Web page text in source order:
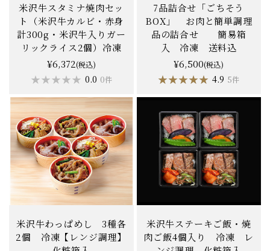
米沢牛スタミナ焼肉セッ
ト（米沢牛カルビ・赤身
計300g・米沢牛入りガー
リックライス2個）冷凍
¥6,372(税込)
★★★★★
★★★★★ 0.0 0件
7品詰合せ「ごちそう
BOX」 お肉と簡単調理
品の詰合せ 簡易箱
入 冷凍 送料込
¥6,500(税込)
★★★★★
★★★★★ 4.9 5件
米沢牛わっぱめし 3種各
2個 冷凍【レンジ調理】
米沢牛ステーキご飯・焼
肉ご飯4個入り 冷凍 レ